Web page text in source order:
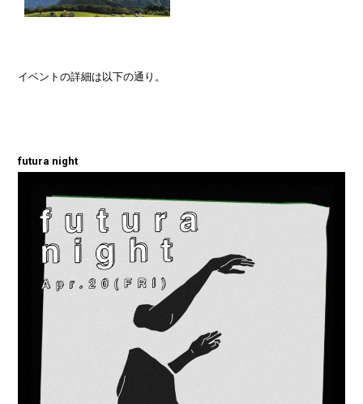
イベントの詳細は以下の通り。
futura night